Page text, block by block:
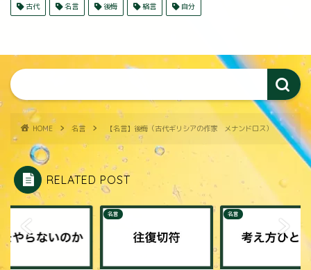
古代 名言 後悔 格言 自分
HOME 名言 【名言】後悔（古代ギリシアの作家 メナンドロス）
RELATED POST
名言 名言